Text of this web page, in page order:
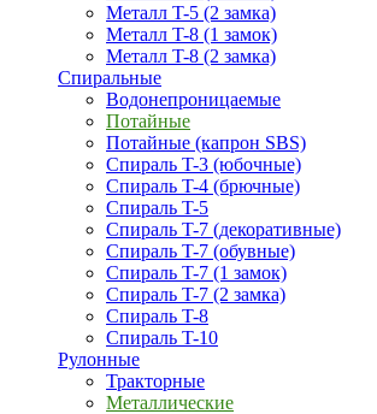
Металл T-5 (2 замка)
Металл T-8 (1 замок)
Металл T-8 (2 замка)
Спиральные
Водонепроницаемые
Потайные
Потайные (капрон SBS)
Спираль T-3 (юбочные)
Спираль T-4 (брючные)
Спираль T-5
Спираль T-7 (декоративные)
Спираль T-7 (обувные)
Спираль T-7 (1 замок)
Спираль T-7 (2 замка)
Спираль T-8
Спираль T-10
Рулонные
Тракторные
Металлические